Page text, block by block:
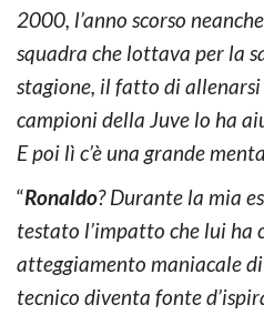
2000, l’anno scorso
squadra che lottava per la
stagione, il fatto di
campioni della Juve lo ha
E poi lì c’è una grande
“Ronaldo? Durante la mia
testato l’impatto che lui ha
atteggiamento maniacale
tecnico diventa fonte